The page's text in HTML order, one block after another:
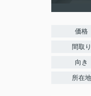
価格
間取り
向き
所在地